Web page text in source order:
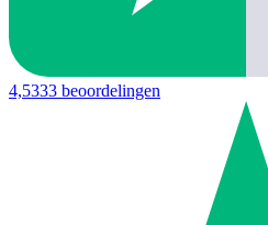
4,5333 beoordelingen